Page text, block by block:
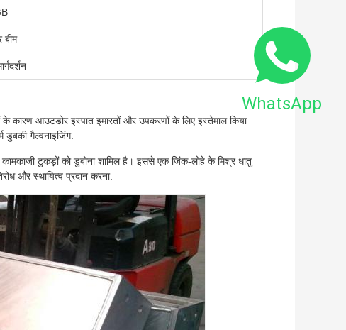
कारण आउटडोर इस्पात इमारतों और उपकरणों के लिए इस्तेमाल किया
डुबकी गैल्वनाइजिंग.
कामकाजी टुकड़ों को डुबोना शामिल है। इससे एक जिंक-लोहे के मिश्र धातु
और स्थायित्व प्रदान करना.
WhatsApp